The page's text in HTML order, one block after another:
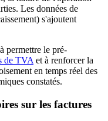
Les données de
s'ajoutent
permettre le pré-
de TVA et à renforcer la
en temps réel des
constatés.
sur les factures